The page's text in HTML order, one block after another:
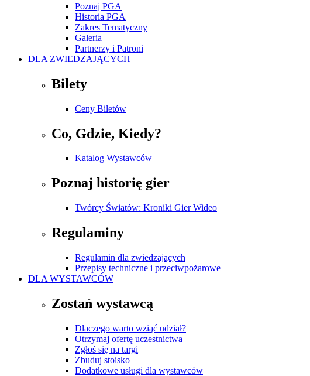
Poznaj PGA
Historia PGA
Zakres Tematyczny
Galeria
Partnerzy i Patroni
DLA ZWIEDZAJĄCYCH
Bilety
Ceny Biletów
Co, Gdzie, Kiedy?
Katalog Wystawców
Poznaj historię gier
Twórcy Światów: Kroniki Gier Wideo
Regulaminy
Regulamin dla zwiedzających
Przepisy techniczne i przeciwpożarowe
DLA WYSTAWCÓW
Zostań wystawcą
Dlaczego warto wziąć udział?
Otrzymaj ofertę uczestnictwa
Zgłoś się na targi
Zbuduj stoisko
Dodatkowe usługi dla wystawców